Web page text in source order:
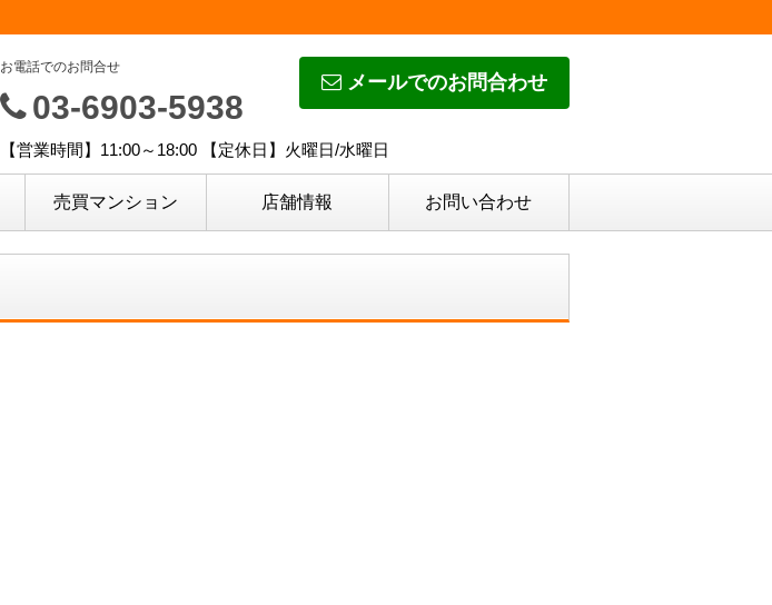
メールでのお問合わせ
お電話でのお問合せ
03-6903-5938
【営業時間】11:00～18:00 【定休日】火曜日/水曜日
売買マンション 店舗情報 お問い合わせ